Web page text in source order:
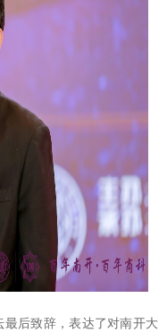
后致辞，表达了对南开大